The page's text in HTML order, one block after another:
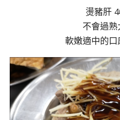
燙豬肝
不會過
軟嫩適中的